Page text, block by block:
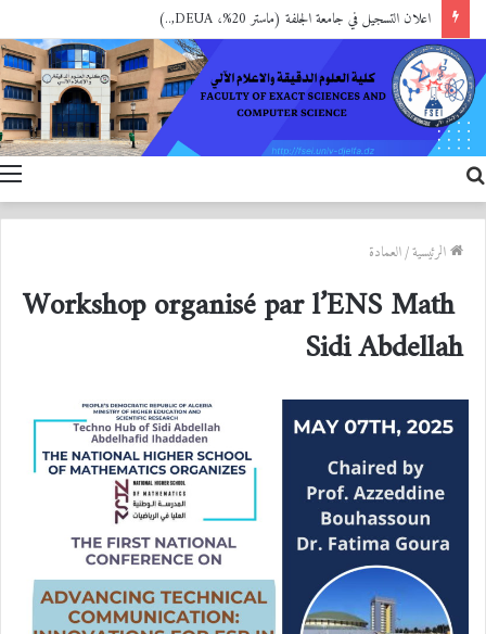
اعلان التسجيل في جامعة الجلفة (ماستر 20%، DEUA,..)
عن
الرئيسية/العمادة
Workshop organisé par l’ENS Math
Sidi Abdellah